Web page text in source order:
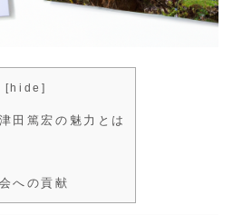
[ hide ]
田篤宏の魅力とは
への貢献